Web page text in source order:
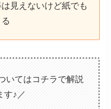
見えないけど紙でも
いてはコチラで解説
す♪／